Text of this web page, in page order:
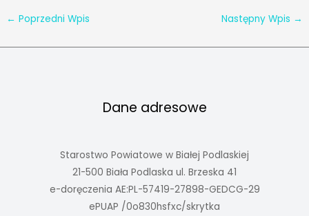
← Poprzedni Wpis Następny Wpis →
Dane adresowe
Starostwo Powiatowe w Białej Podlaskiej
21-500 Biała Podlaska ul. Brzeska 41
e-doręczenia AE:PL-57419-27898-GEDCG-29
ePUAP /0o830hsfxc/skrytka